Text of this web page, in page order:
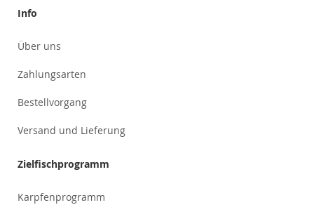
Info
Über uns
Zahlungsarten
Bestellvorgang
Versand und Lieferung
Zielfischprogramm
Karpfenprogramm